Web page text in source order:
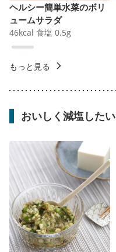
ヘルシー簡単水菜のボリ
ュームサラダ
46kcal 食塩 0.5g
もっと見る
おいしく減塩したい